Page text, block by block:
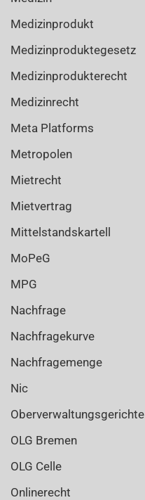
Medizinprodukt
Medizinproduktegesetz
Medizinprodukterecht
Medizinrecht
Meta Platforms
Metropolen
Mietrecht
Mietvertrag
Mittelstandskartell
MoPeG
MPG
Nachfrage
Nachfragekurve
Nachfragemenge
Nic
Oberverwaltungsgerichte
OLG Bremen
OLG Celle
Onlinerecht